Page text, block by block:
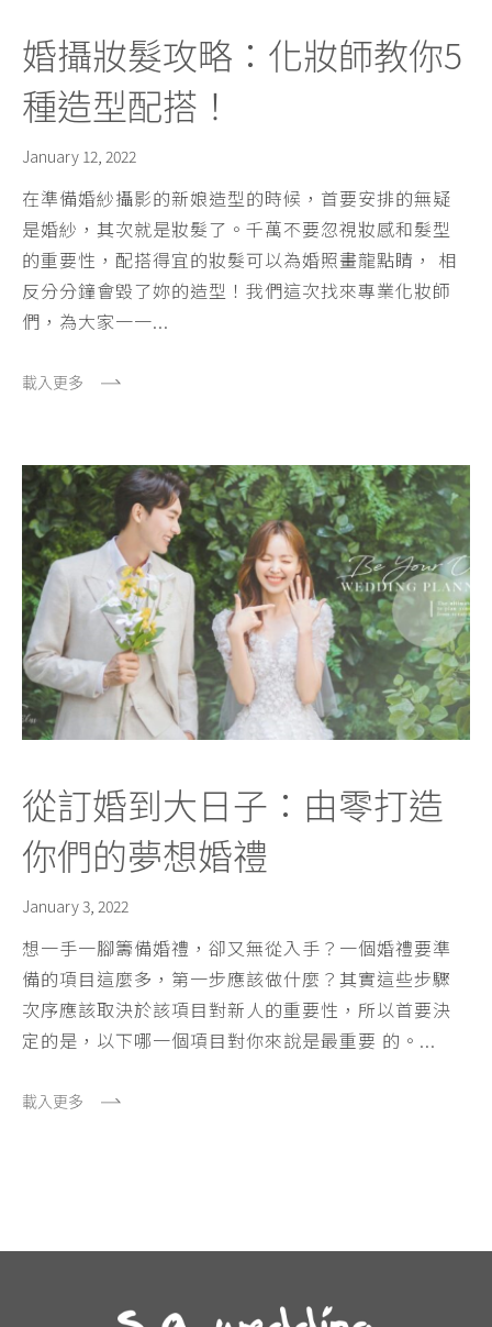
載入更多
January 12, 2022
婚攝妝髮攻略：化妝師教你5
種造型配搭！
在準備婚紗攝影的新娘造型的時候，首要安排的無疑
是婚紗，其次就是妝髮了。千萬不要忽視妝感和髮型
的重要性，配搭得宜的妝髮可以為婚照畫龍點睛， 相
反分分鐘會毀了妳的造型！我們這次找來專業化妝師
們，為大家一一...
載入更多
January 3, 2022
從訂婚到大日子：由零打造
你們的夢想婚禮
想一手一腳籌備婚禮，卻又無從入手？一個婚禮要準
備的項目這麼多，第一步應該做什麼？其實這些步驟
次序應該取決於該項目對新人的重要性，所以首要決
定的是，以下哪一個項目對你來說是最重要 的。...